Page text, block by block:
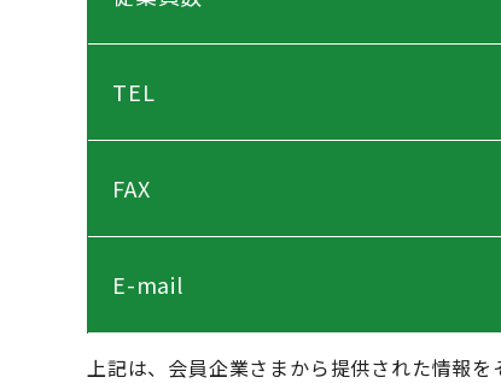
TEL
FAX
E-mail
上記は、会員企業さまから提供された情報